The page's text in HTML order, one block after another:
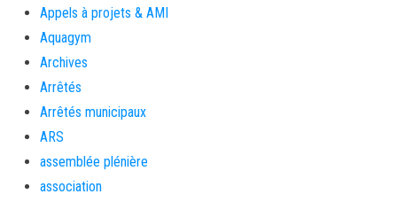
Appels à projets & AMI
Aquagym
Archives
Arrêtés
Arrêtés municipaux
ARS
assemblée plénière
association